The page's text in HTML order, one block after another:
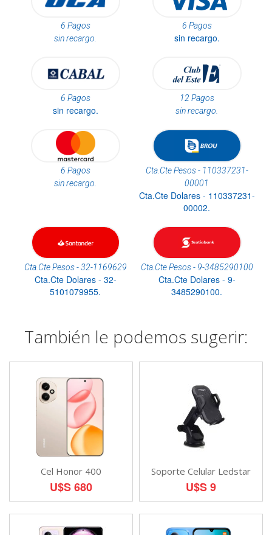
6 Pagos
sin recargo.
6 Pagos
sin recargo.
6 Pagos
sin recargo.
12 Pagos
sin recargo.
6 Pagos
sin recargo.
Cta.Cte Pesos - 110337231-
00001
Cta.Cte Dolares - 110337231-
00002.
Cta.Cte Pesos - 32-1169629
Cta.Cte Dolares - 32-
5101079955.
Cta.Cte Pesos - 9-3485290100
Cta.Cte Dolares - 9-
3485290100.
También le podemos sugerir:
Cel Honor 400
U$S 680
Soporte Celular Ledstar
U$S 9